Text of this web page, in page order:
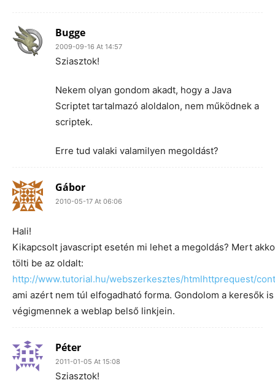
Bugge
2009-09-16 At 14:57
Sziasztok!
Nekem olyan gondom akadt, hogy a Java
Scriptet tartalmazó aloldalon, nem működnek a
scriptek.
Erre tud valaki valamilyen megoldást?
Gábor
2010-05-17 At 06:06
Hali!
Kikapcsolt javascript esetén mi lehet a megoldás? Mert
tölti be az oldalt:
http://www.tutorial.hu/webszerkesztes/htmlhttprequest/
ami azért nem túl elfogadható forma. Gondolom a keresők
végigmennek a weblap belső linkjein.
Péter
2011-01-05 At 15:08
Sziasztok!